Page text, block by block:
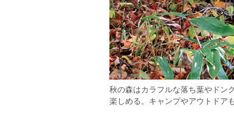
秋の森はカラフルな落ち葉やドン
楽しめる。キャンプやアウトドア